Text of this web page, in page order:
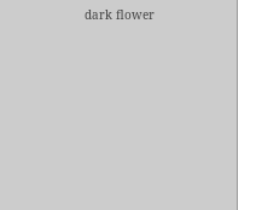
dark flower